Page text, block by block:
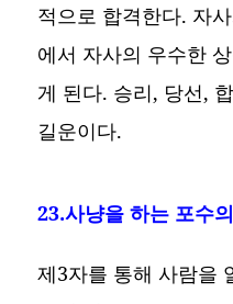
적으로 합격한다. 자
에서 자사의 우수한
게 된다. 승리, 당선,
길운이다.
23.사냥을 하는 포수
제3자를 통해 사람을